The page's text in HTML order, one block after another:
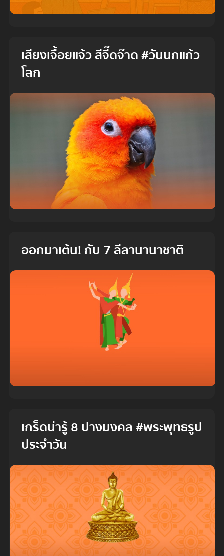
เสียงเจื้อยแจ้ว สีจี๊ดจ๊าด #วันนกแก้ว
โลก
ออกมาเต้น! กับ 7 ลีลานานาชาติ
เกร็ดน่ารู้ 8 ปางมงคล #พระพุทธรูป
ประจำวัน